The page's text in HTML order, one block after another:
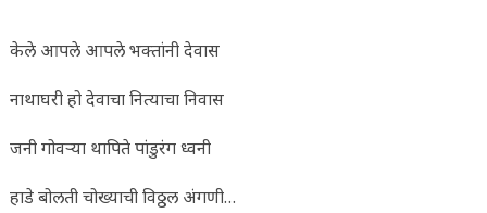
केले आपले आपले भक्तांनी देवास
नाथाघरी हो देवाचा नित्याचा निवास
जनी गोवऱ्या थापिते पांडुरंग ध्वनी
हाडे बोलती चोख्याची विठ्ठल अंगणी…